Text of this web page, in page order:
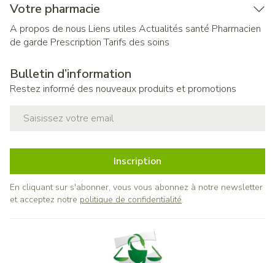
Votre pharmacie
A propos de nous Liens utiles Actualités santé Pharmacien
de garde Prescription Tarifs des soins
Bulletin d’information
Restez informé des nouveaux produits et promotions
Inscription
En cliquant sur s'abonner, vous vous abonnez à notre newsletter
et acceptez notre politique de confidentialité.